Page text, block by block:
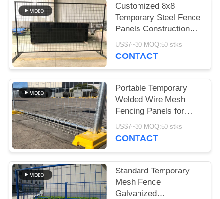
Customized 8x8
Temporary Steel Fence
Panels Construction
protection
US$7~30 MOQ:50 stks
CONTACT
Portable Temporary
Welded Wire Mesh
Fencing Panels for
Events
US$7~30 MOQ:50 stks
CONTACT
Standard Temporary
Mesh Fence
Galvanized